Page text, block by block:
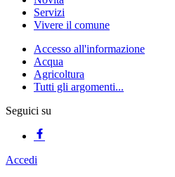
Servizi
Vivere il comune
Accesso all'informazione
Acqua
Agricoltura
Tutti gli argomenti...
Seguici su
Accedi